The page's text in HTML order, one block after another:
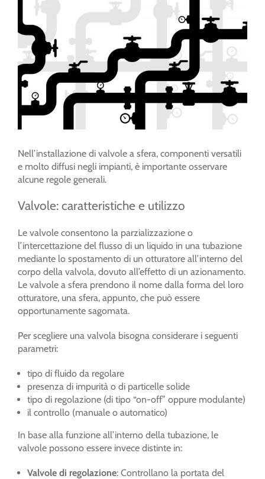
immagine
Nell’installazione di valvole a sfera, componenti versatili
e molto diffusi negli impianti, è importante osservare
alcune regole generali.
Valvole: caratteristiche e utilizzo
Le valvole consentono la parzializzazione o
l’intercettazione del flusso di un liquido in una tubazione
mediante lo spostamento di un otturatore all’interno del
corpo della valvola, dovuto all’effetto di un azionamento.
Le valvole a sfera prendono il nome dalla forma del loro
otturatore, una sfera, appunto, che può essere
opportunamente sagomata.
Per scegliere una valvola bisogna considerare i seguenti
parametri:
tipo di fluido da regolare
presenza di impurità o di particelle solide
tipo di regolazione (di tipo “on-off” oppure modulante)
il controllo (manuale o automatico)
In base alla funzione all’interno della tubazione, le
valvole possono essere invece distinte in:
Valvole di regolazione: Controllano la portata del